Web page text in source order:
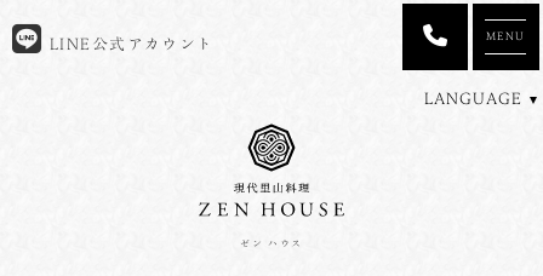
ゼン ハウス
LINE公式アカウント
LANGUAGE
MENU